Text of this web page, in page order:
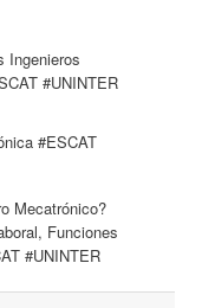
Ingenieros
#UNINTER
#ESCAT
Mecatrónico?
Funciones
#UNINTER